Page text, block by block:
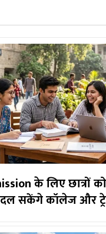
के लिए छात्रों
सकेंगे कॉलेज और